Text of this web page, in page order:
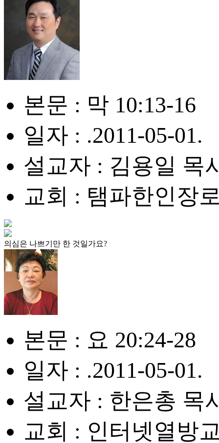
본문 : 막 10:13-16
일자 : .2011-05-01.
설교자 : 김용일 목
교회 : 탬파한인장
의심은 나쁘기만 한 것일가요?
본문 : 요 20:24-28
일자 : .2011-05-01.
설교자 : 한은총 목
교회 : 인터넷열방